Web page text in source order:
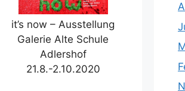
it’s now – Ausstellung
Galerie Alte Schule
Adlershof
21.8.-2.10.2020